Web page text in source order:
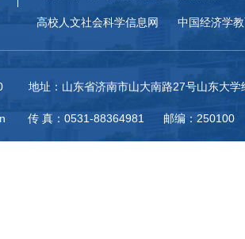
高校人文社会科学信息网 中国经济学
地址：山东省济南市山大南路27号山东大学
传 真：0531-88364981 邮编：250100